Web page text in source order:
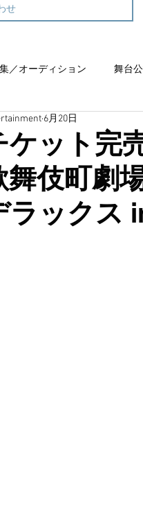
せ
／オーディション 舞台
ケット完
舞伎町劇
ラックス
6月20日